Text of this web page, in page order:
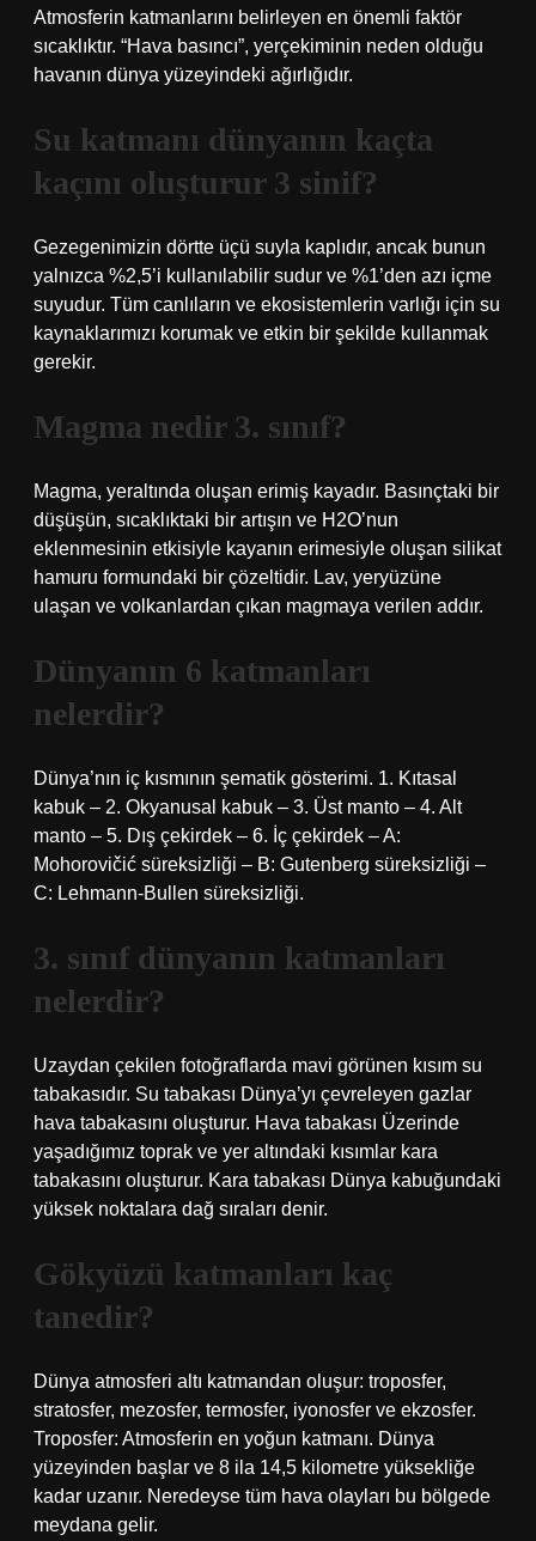
Atmosferin katmanlarını belirleyen en önemli faktör
sıcaklıktır. “Hava basıncı”, yerçekiminin neden olduğu
havanın dünya yüzeyindeki ağırlığıdır.
Su katmanı dünyanın kaçta
kaçını oluşturur 3 sinif?
Gezegenimizin dörtte üçü suyla kaplıdır, ancak bunun
yalnızca %2,5’i kullanılabilir sudur ve %1’den azı içme
suyudur. Tüm canlıların ve ekosistemlerin varlığı için su
kaynaklarımızı korumak ve etkin bir şekilde kullanmak
gerekir.
Magma nedir 3. sınıf?
Magma, yeraltında oluşan erimiş kayadır. Basınçtaki bir
düşüşün, sıcaklıktaki bir artışın ve H2O’nun
eklenmesinin etkisiyle kayanın erimesiyle oluşan silikat
hamuru formundaki bir çözeltidir. Lav, yeryüzüne
ulaşan ve volkanlardan çıkan magmaya verilen addır.
Dünyanın 6 katmanları
nelerdir?
Dünya’nın iç kısmının şematik gösterimi. 1. Kıtasal
kabuk – 2. Okyanusal kabuk – 3. Üst manto – 4. Alt
manto – 5. Dış çekirdek – 6. İç çekirdek – A:
Mohorovičić süreksizliği – B: Gutenberg süreksizliği –
C: Lehmann-Bullen süreksizliği.
3. sınıf dünyanın katmanları
nelerdir?
Uzaydan çekilen fotoğraflarda mavi görünen kısım su
tabakasıdır. Su tabakası Dünya’yı çevreleyen gazlar
hava tabakasını oluşturur. Hava tabakası Üzerinde
yaşadığımız toprak ve yer altındaki kısımlar kara
tabakasını oluşturur. Kara tabakası Dünya kabuğundaki
yüksek noktalara dağ sıraları denir.
Gökyüzü katmanları kaç
tanedir?
Dünya atmosferi altı katmandan oluşur: troposfer,
stratosfer, mezosfer, termosfer, iyonosfer ve ekzosfer.
Troposfer: Atmosferin en yoğun katmanı. Dünya
yüzeyinden başlar ve 8 ila 14,5 kilometre yüksekliğe
kadar uzanır. Neredeyse tüm hava olayları bu bölgede
meydana gelir.